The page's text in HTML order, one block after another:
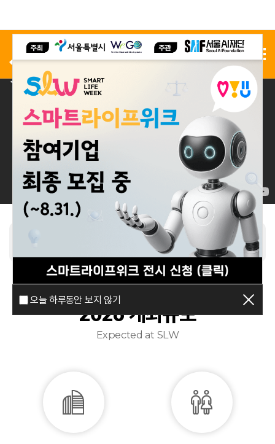
오늘 하루동안 보지 않기
사전 등록 전시 신청
2026 개최규모
Expected at SLW